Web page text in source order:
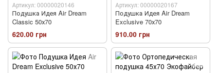
Артикул: 00000020146
Подушка Идея Air Dream
Classic 50х70
620.00 грн
Артикул: 00000020167
Подушка Идея Air Dream
Exclusive 70х70
910.00 грн